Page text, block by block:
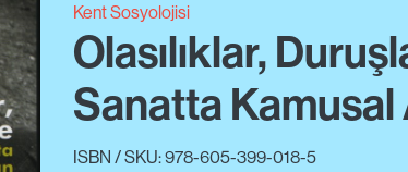
Kent Sosyolojisi
Olasılıklar,
Sanatta Kamusal
ISBN / SKU: 978-605-399-018-5